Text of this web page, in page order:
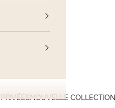
NOUVELLE COLLECTION